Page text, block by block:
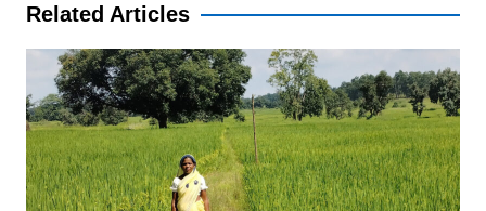
Related Articles